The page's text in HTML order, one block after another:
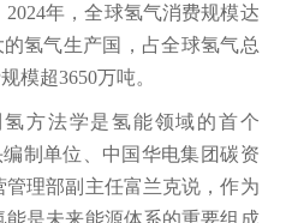
年，全球氢气消费规模达
氢气生产国，占全球氢气总
模超3650万吨。
方法学是氢能领域的首个
制单位、中国华电集团碳资
理部副主任富兰克说，作为
是未来能源体系的重要组成